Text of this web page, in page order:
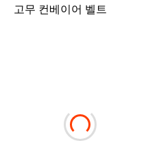
고무 컨베이어 벨트